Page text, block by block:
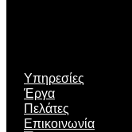
Υπηρεσίες
Έργα
Πελάτες
Επικοινωνία